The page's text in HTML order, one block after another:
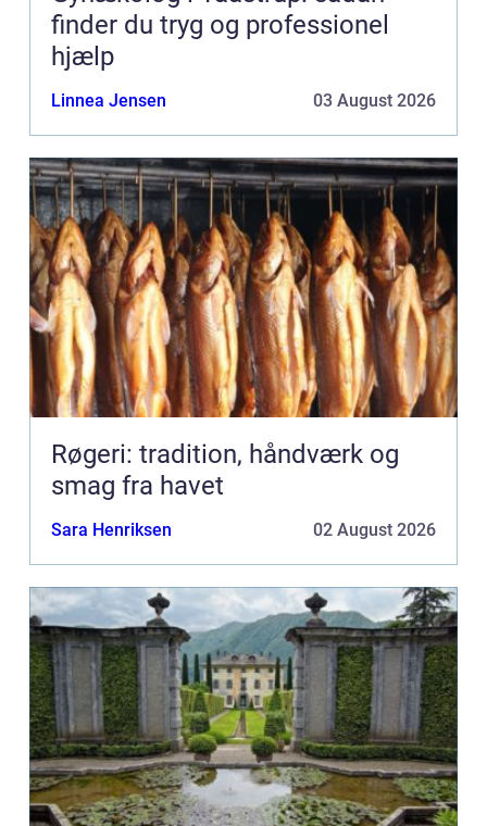
finder du tryg og professionel
hjælp
Linnea Jensen 03 August 2026
Røgeri: tradition, håndværk og
smag fra havet
Sara Henriksen 02 August 2026